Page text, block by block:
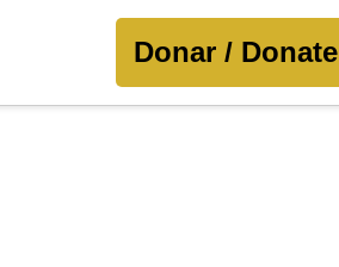
Donar / Donate